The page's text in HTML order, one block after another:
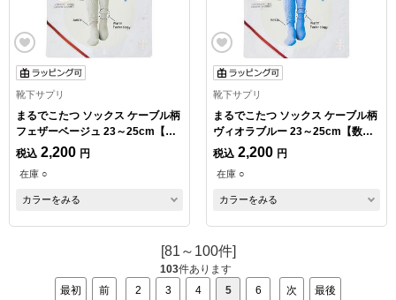
靴下サプリ
まるでこたつ ソックス ケーブル柄
フェザーベージュ 23～25cm【数
量限定】
税込 2,200 円
在庫 ○
カラーをみる
靴下サプリ
まるでこたつ ソックス ケーブル柄
ヴィオラブルー 23～25cm【数量
限定】
税込 2,200 円
在庫 ○
カラーをみる
[81～100件]
103件あります
最初
前 2 3 4 5 6 次 最後